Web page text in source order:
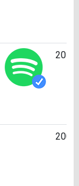
2014
2009